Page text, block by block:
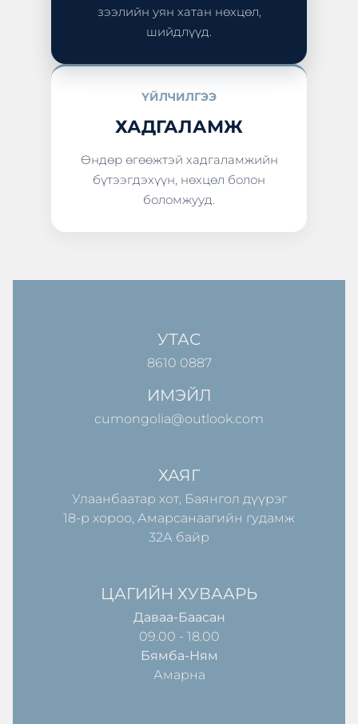
зээлийн уян хатан нөхцөл,
шийдлүүд.
ҮЙЛЧИЛГЭЭ
ХАДГАЛАМЖ
Өндөр өгөөжтэй хадгаламжийн
бүтээгдэхүүн, нөхцөл болон
боломжууд.
УТАС
8610 0887
ИМЭЙЛ
cumongolia@outlook.com
ХАЯГ
Улаанбаатар хот, Баянгол дүүрэг
18-р хороо, Амарсанаагийн гудамж
32А байр
ЦАГИЙН ХУВААРЬ
Даваа-Баасан
09.00 - 18.00
Бямба-Ням
Амарна